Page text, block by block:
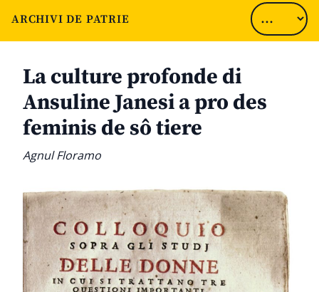
ARCHIVI DE PATRIE
La culture profonde di
Ansuline Janesi a pro des
feminis de sô tiere
Agnul Floramo